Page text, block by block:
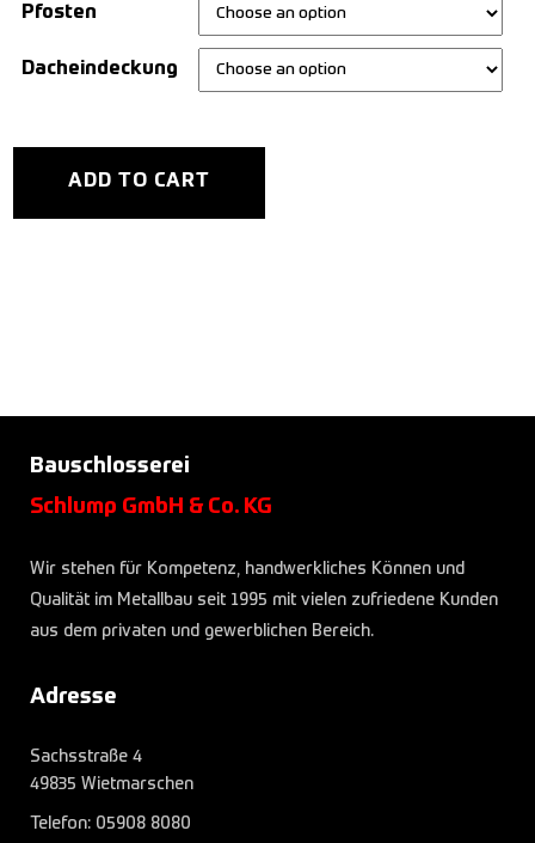
Pfosten
Dacheindeckung
ADD TO CART
Bauschlosserei
Schlump GmbH & Co. KG
Wir stehen für Kompetenz, handwerkliches Können und
Qualität im Metallbau seit 1995 mit vielen zufriedene Kunden
aus dem privaten und gewerblichen Bereich.
Adresse
Sachsstraße 4
49835 Wietmarschen
Telefon: 05908 8080